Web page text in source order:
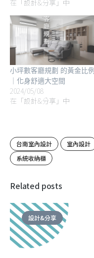
在「設計&分享」中
小坪數客廳規劃 的黃金比例
｜化身舒適大空間
2024/05/08
在「設計&分享」中
台南室內設計 室內設計
系統收納櫃
Related posts
設計&分享